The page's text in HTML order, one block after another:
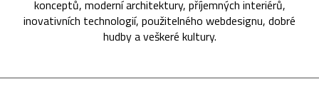
konceptů, moderní architektury, příjemných interiérů,
inovativních technologií, použitelného webdesignu, dobré
hudby a veškeré kultury.